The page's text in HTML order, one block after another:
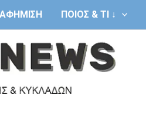
ΠΟΙΟΣ & ΤΙ ↓